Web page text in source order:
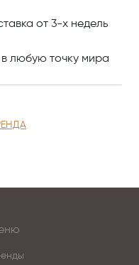
компании
изучайте наш
модели
сравнивайте
заказ.
мебели
от 3-х недель
в любую точку мира